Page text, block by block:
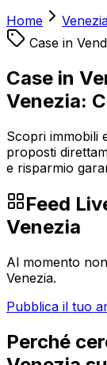
Home
Case in
Case in
Venezia:
Scopri immobili
proposti
e risparmio
Feed
Venezia
Al momento
Venezia.
Pubblica il tuo
Perché